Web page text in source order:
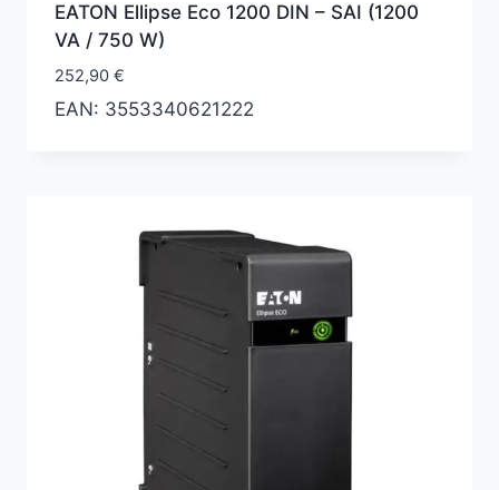
EATON Ellipse Eco 1200 DIN – SAI (1200
VA / 750 W)
252,90 €
EAN: 3553340621222